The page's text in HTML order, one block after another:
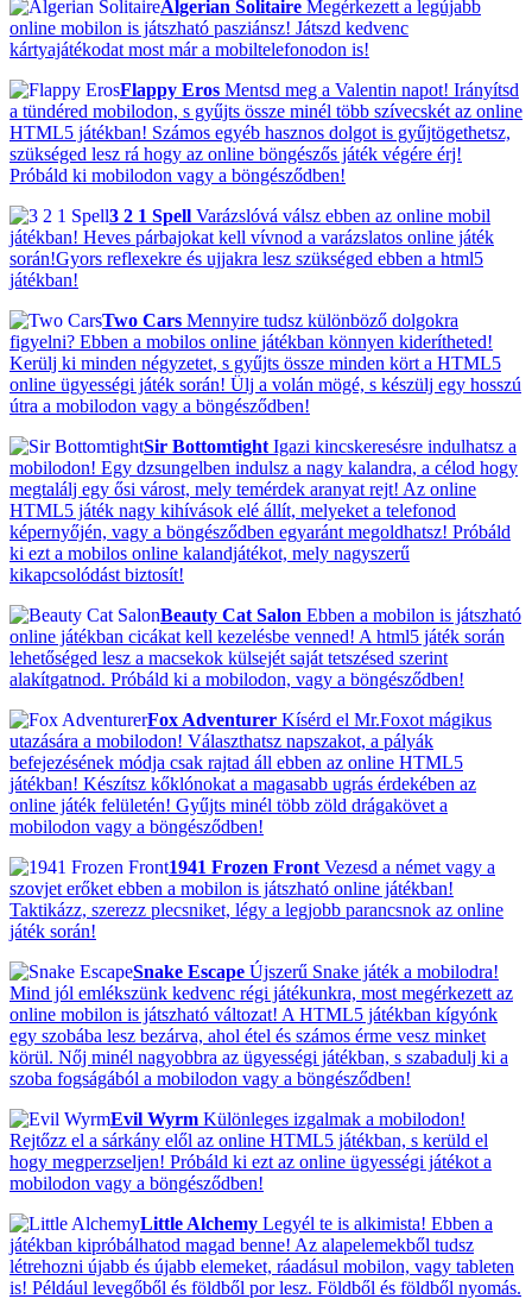
Algerian Solitaire Megérkezett a legújabb
online mobilon is játszható pasziánsz! Játszd kedvenc
kártyajátékodat most már a mobiltelefonodon is!
Flappy Eros Mentsd meg a Valentin napot! Irányítsd
a tündéred mobilodon, s gyűjts össze minél több szívecskét az online
HTML5 játékban! Számos egyéb hasznos dolgot is gyűjtögethetsz,
szükséged lesz rá hogy az online böngészős játék végére érj!
Próbáld ki mobilodon vagy a böngésződben!
3 2 1 Spell Varázslóvá válsz ebben az online mobil
játékban! Heves párbajokat kell vívnod a varázslatos online játék
során!Gyors reflexekre és ujjakra lesz szükséged ebben a html5
játékban!
Two Cars Mennyire tudsz különböző dolgokra
figyelni? Ebben a mobilos online játékban könnyen kiderítheted!
Kerülj ki minden négyzetet, s gyűjts össze minden kört a HTML5
online ügyességi játék során! Ülj a volán mögé, s készülj egy hosszú
útra a mobilodon vagy a böngésződben!
Sir Bottomtight Igazi kincskeresésre indulhatsz a
mobilodon! Egy dzsungelben indulsz a nagy kalandra, a célod hogy
megtalálj egy ősi várost, mely temérdek aranyat rejt! Az online
HTML5 játék nagy kihívások elé állít, melyeket a telefonod
képernyőjén, vagy a böngésződben egyaránt megoldhatsz! Próbáld
ki ezt a mobilos online kalandjátékot, mely nagyszerű
kikapcsolódást biztosít!
Beauty Cat Salon Ebben a mobilon is játszható
online játékban cicákat kell kezelésbe venned! A html5 játék során
lehetőséged lesz a macsekok külsejét saját tetszésed szerint
alakítgatnod. Próbáld ki a mobilodon, vagy a böngésződben!
Fox Adventurer Kísérd el Mr.Foxot mágikus
utazására a mobilodon! Választhatsz napszakot, a pályák
befejezésének módja csak rajtad áll ebben az online HTML5
játékban! Készítsz kőklónokat a magasabb ugrás érdekében az
online játék felületén! Gyűjts minél több zöld drágakövet a
mobilodon vagy a böngésződben!
1941 Frozen Front Vezesd a német vagy a
szovjet erőket ebben a mobilon is játszható online játékban!
Taktikázz, szerezz plecsniket, légy a legjobb parancsnok az online
játék során!
Snake Escape Újszerű Snake játék a mobilodra!
Mind jól emlékszünk kedvenc régi játékunkra, most megérkezett az
online mobilon is játszható változat! A HTML5 játékban kígyónk
egy szobába lesz bezárva, ahol étel és számos érme vesz minket
körül. Nőj minél nagyobbra az ügyességi játékban, s szabadulj ki a
szoba fogságából a mobilodon vagy a böngésződben!
Evil Wyrm Különleges izgalmak a mobilodon!
Rejtőzz el a sárkány elől az online HTML5 játékban, s kerüld el
hogy megperzseljen! Próbáld ki ezt az online ügyességi játékot a
mobilodon vagy a böngésződben!
Little Alchemy Legyél te is alkimista! Ebben a
játékban kipróbálhatod magad benne! Az alapelemekből tudsz
létrehozni újabb és újabb elemeket, ráadásul mobilon, vagy tableten
is! Például levegőből és földből por lesz. Földből és földből nyomás.